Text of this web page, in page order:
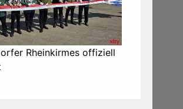
Rheinkirmes offiziell